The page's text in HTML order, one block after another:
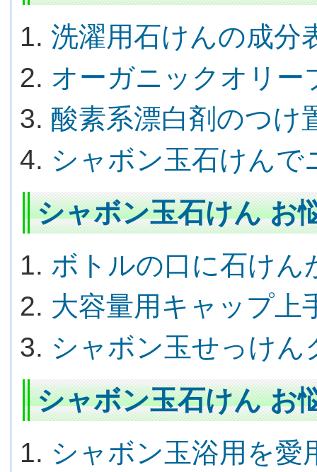
洗濯用石けんの成分
オーガニックオリー
酸素系漂白剤のつけ
シャボン玉石けんで
シャボン玉石けん
ボトルの口に石けん
大容量用キャップ上
シャボン玉せっけ
シャボン玉石けん
シャボン玉浴用を愛